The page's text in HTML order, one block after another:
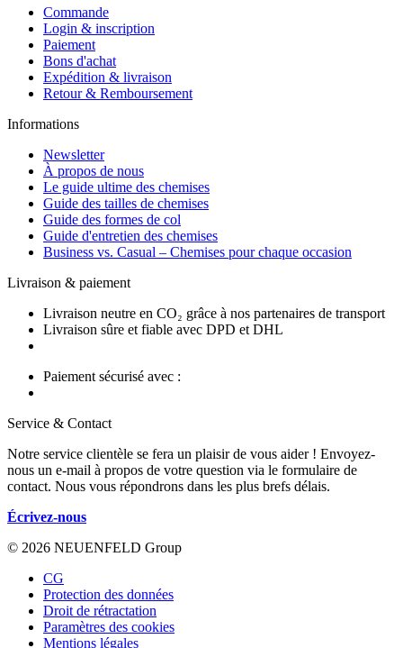
Commande
Login & inscription
Paiement
Bons d'achat
Expédition & livraison
Retour & Remboursement
Informations
Newsletter
À propos de nous
Le guide ultime des chemises
Guide des tailles de chemises
Guide des formes de col
Guide d'entretien des chemises
Business vs. Casual – Chemises pour chaque occasion
Livraison & paiement
Livraison neutre en CO₂ grâce à nos partenaires de transport
Livraison sûre et fiable avec DPD et DHL
Paiement sécurisé avec :
Service & Contact
Notre service clientèle se fera un plaisir de vous aider ! Envoyez-
nous un e-mail à propos de votre question via le formulaire de
contact. Nous vous répondrons dans les plus brefs délais.
Écrivez-nous
© 2026 NEUENFELD Group
CG
Protection des données
Droit de rétractation
Paramètres des cookies
Mentions légales